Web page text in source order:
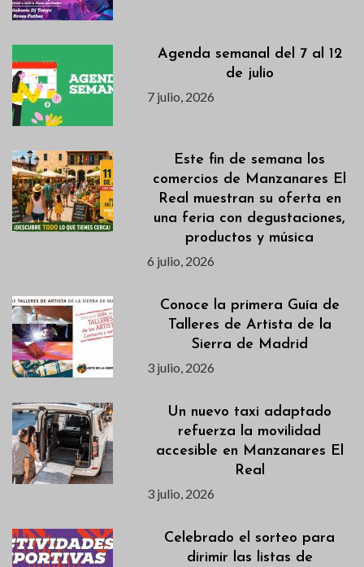
Agenda semanal del 7 al 12
de julio
7 julio, 2026
Este fin de semana los
comercios de Manzanares El
Real muestran su oferta en
una feria con degustaciones,
productos y música
6 julio, 2026
Conoce la primera Guía de
Talleres de Artista de la
Sierra de Madrid
3 julio, 2026
Un nuevo taxi adaptado
refuerza la movilidad
accesible en Manzanares El
Real
3 julio, 2026
Celebrado el sorteo para
dirimir las listas de